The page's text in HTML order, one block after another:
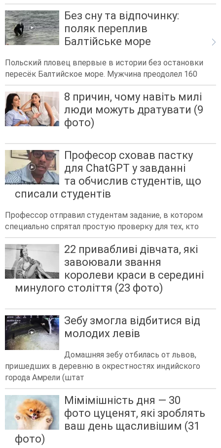
Без сну та відпочинку:
поляк переплив
Балтійське море
Польский пловец впервые в истории без остановки
пересёк Балтийское море. Мужчина преодолел 160
8 причин, чому навіть милі
люди можуть дратувати (9
фото)
Професор сховав пастку
для ChatGPT у завданні
та обчислив студентів, що
списали студентів
Профессор отправил студентам задание, в котором
специально спрятал простую проверку для тех, кто
22 привабливі дівчата, які
завоювали звання
королеви краси в середині
минулого століття (23 фото)
Зебу змогла відбитися від
молодих левів
Домашняя зебу отбилась от львов,
пришедших в деревню в окрестностях индийского
города Амрели (штат
Мімімішність дня — 30
фото цуценят, які зроблять
ваш день щасливішим (31
фото)